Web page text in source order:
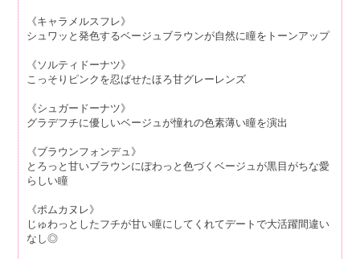
《キャラメルスフレ》
シュワッと発色するベージュブラウンが自然に瞳をトーンアップ
《ソルティドーナツ》
こっそりピンクを忍ばせたほろ甘グレーレンズ
《シュガードーナツ》
グラデフチに優しいベージュが憧れの色素薄い瞳を演出
《ブラウンフォンデュ》
とろっと甘いブラウンにぽわっと色づくベージュが黒目がちな愛
らしい瞳
《ポムカヌレ》
じゅわっとしたフチが甘い瞳にしてくれてデートで大活躍間違い
なし◎